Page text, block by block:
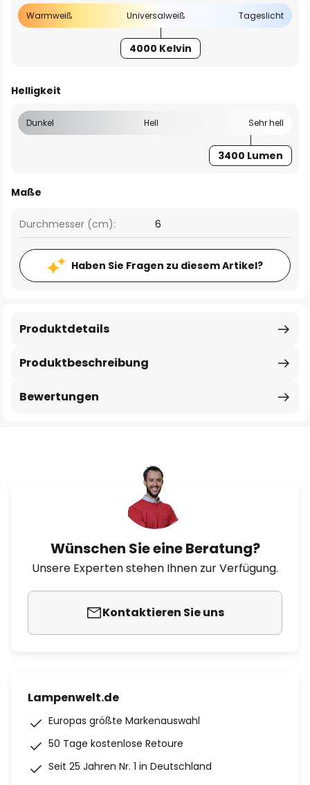
Warmweiß Universalweiß Tageslicht
4000 Kelvin
Helligkeit
Dunkel Hell Sehr hell
3400 Lumen
Maße
Durchmesser (cm): 6
Haben Sie Fragen zu diesem Artikel?
Produktbeschreibung
Produktdetails
Bewertungen
Wünschen Sie eine Beratung?
Unsere Experten stehen Ihnen zur Verfügung.
Kontaktieren Sie uns
Lampenwelt.de
Europas größte Markenauswahl
50 Tage kostenlose Retoure
Seit 25 Jahren Nr. 1 in Deutschland